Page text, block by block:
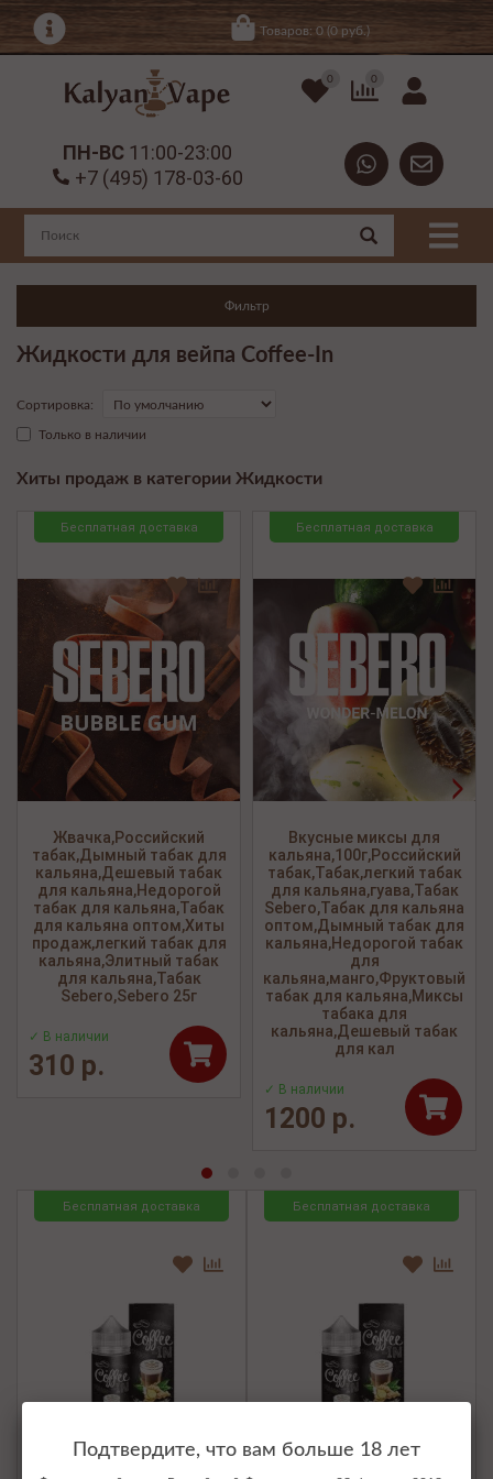
Товаров: 0 (0 руб.)
0 0
ПН-ВС 11:00-23:00
+7 (495) 178-03-60
Фильтр
Жидкости для вейпа Coffee-In
Сортировка:
Только в наличии
Хиты продаж в категории Жидкости
Бесплатная доставка
Жвачка,Российский
табак,Дымный табак для
кальяна,Дешевый табак
для кальяна,Недорогой
табак для кальяна,Табак
для кальяна оптом,Хиты
продаж,легкий табак для
кальяна,Элитный табак
для кальяна,Табак
Sebero,Sebero 25г
✓ В наличии
310 р.
Бесплатная доставка
Вкусные миксы для
кальяна,100г,Российский
табак,Табак,легкий табак
для кальяна,гуава,Табак
Sebero,Табак для кальяна
оптом,Дымный табак для
кальяна,Недорогой табак
для
кальяна,манго,Фруктовый
табак для кальяна,Миксы
табака для
кальяна,Дешевый табак
для кал
✓ В наличии
1200 р.
< >
Бесплатная доставка Бесплатная доставка
Подтвердите, что вам больше 18 лет